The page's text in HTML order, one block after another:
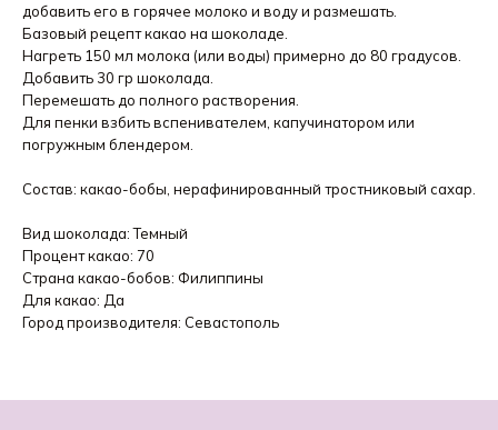
добавить его в горячее молоко и воду и размешать.
Базовый рецепт какао на шоколаде.
Нагреть 150 мл молока (или воды) примерно до 80 градусов.
Добавить 30 гр шоколада.
Перемешать до полного растворения.
Для пенки взбить вспенивателем, капучинатором или
погружным блендером.
Состав: какао-бобы, нерафинированный тростниковый сахар.
Вид шоколада: Темный
Процент какао: 70
Страна какао-бобов: Филиппины
Для какао: Да
Город производителя: Севастополь